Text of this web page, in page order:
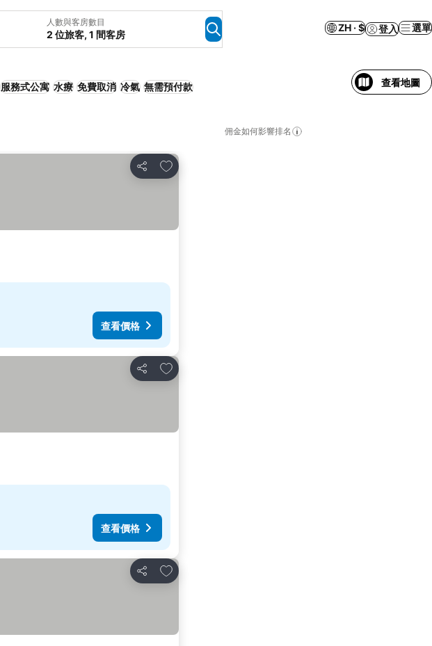
人數與客房數目
2 位旅客, 1 間客房
ZH · $ 登入 選單
服務式公寓 水療 免費取消 冷氣 無需預付款 查看地圖
佣金如何影響排名
分享
放到收藏夾
查看價格
分享
放到收藏夾
查看價格
分享
放到收藏夾